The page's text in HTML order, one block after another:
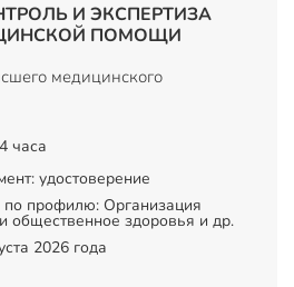
И ЭКСПЕРТИЗА
ПОМОЩИ
медицинского
часа
удостоверение
по профилю: Организация
общественное здоровья и др.
2026 года